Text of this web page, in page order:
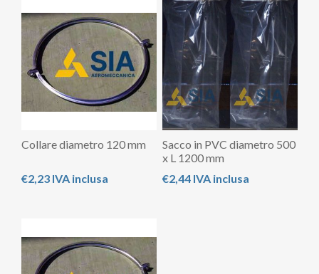
Collare diametro 120 mm
€2,23 IVA inclusa
Sacco in PVC diametro 500
x L 1200 mm
€2,44 IVA inclusa